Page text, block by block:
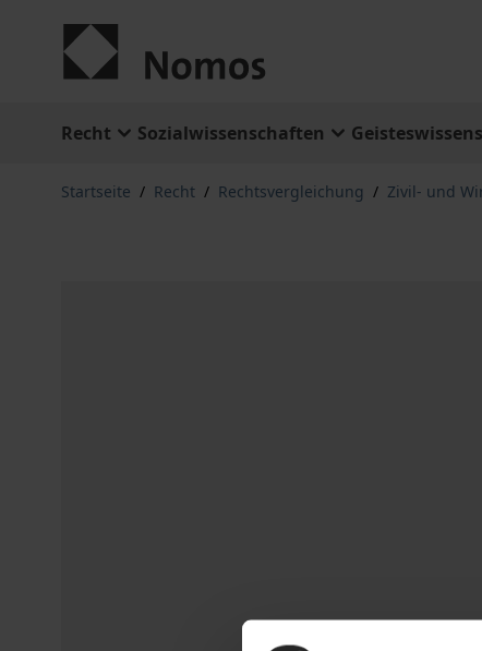
Recht Sozialwissenschaften
Startseite / Recht / Rechtsvergleichung / Zivil- und